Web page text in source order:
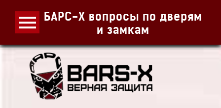
БАРС-Х вопросы по дверям
и замкам